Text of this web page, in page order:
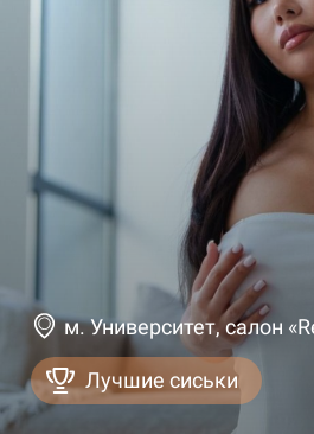
м. Университет, салон
Лучшие сиськи